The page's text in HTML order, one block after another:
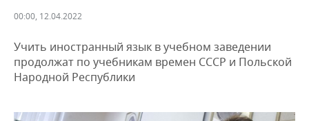
ДЕКЛАРАЦИИ О ДОХОДАХ
КОРОЛИ ГОСЗАКАЗА ПФО
НОВОСТИ ЭКОНОМИКИ
ФИНАНСЫ
ПРОМЫШЛЕННОСТЬ
НОВОСТИ
ПРОМЫШЛЕННОСТИ
АГРОПРОМ
НЕДВИЖИМОСТЬ
00:00, 12.04.2022
Учить иностранный язык в учебном заведении
продолжат по учебникам времен СССР и Польской
Народной Республики